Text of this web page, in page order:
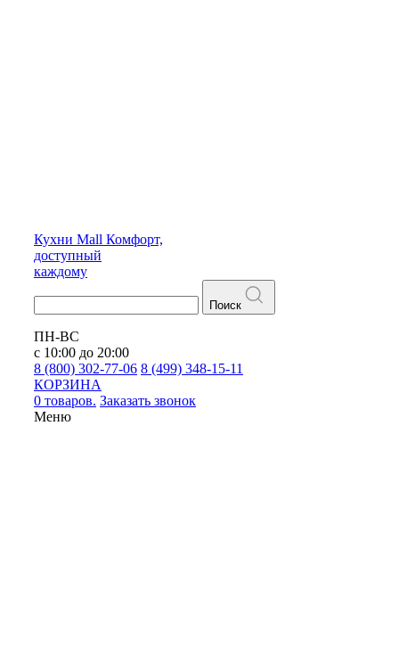
Кухни Mall Комфорт,
доступный
каждому
Поиск
ПН-ВС
с 10:00 до 20:00
8 (800) 302-77-06 8 (499) 348-15-11
КОРЗИНА
0 товаров. Заказать звонок
Меню